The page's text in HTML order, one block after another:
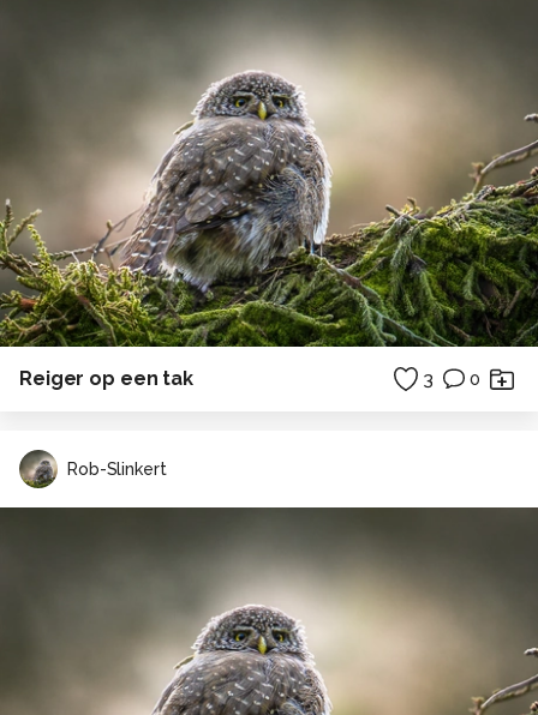
Reiger op een tak 3 0
Rob-Slinkert